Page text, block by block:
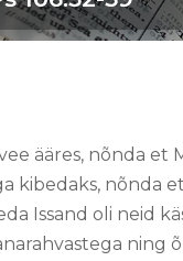
ääres, nõnda et
kibedaks, nõnda
Issand oli neid
ning